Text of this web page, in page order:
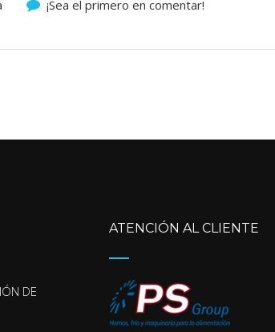
¡Sea el primero en comentar!
DE
ATENCIÓN AL CLIENTE